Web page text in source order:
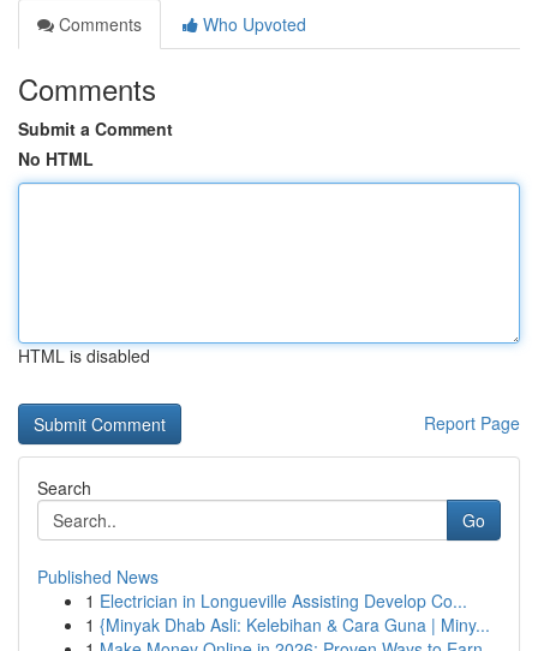
Comments
Who Upvoted
Comments
Submit a Comment
No HTML
HTML is disabled
Report Page
Search
Go
Published News
1 Electrician in Longueville Assisting Develop Co...
1 {Minyak Dhab Asli: Kelebihan & Cara Guna | Miny...